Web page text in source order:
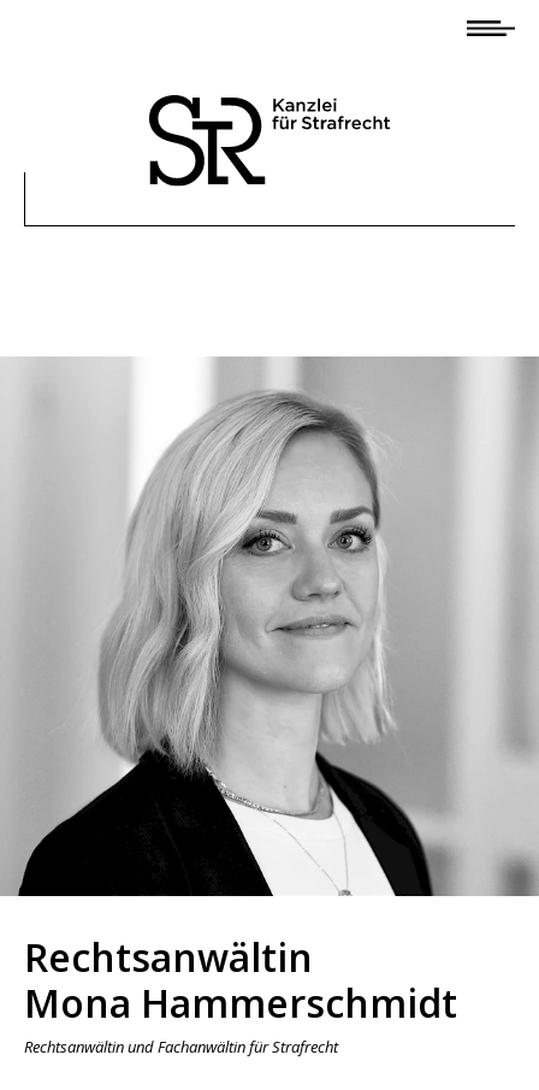
Andreas Baier
von Malsen-Waldkirch
Profil/Kompetenzen
Pressespiegel
Impressum
Datenschutz
Rechtsanwältin
Mona Hammerschmidt
Rechtsanwältin und Fachanwältin für Strafrecht